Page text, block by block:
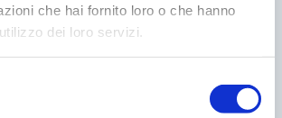
che hai fornito loro o che hanno
dei loro servizi.
MOBILE DI MYPARKING